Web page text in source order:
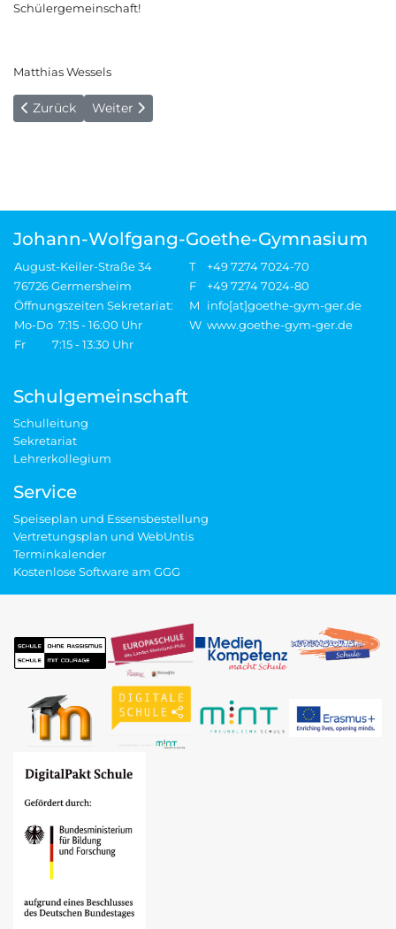
Schülergemeinschaft!
Matthias Wessels
Vorheriger Beitrag: Ausnahmetalente bei der
Zurück Nächster Beitrag: Weihnachten im Pappkarton
Weiter
Johann-Wolfgang-Goethe-Gymnasium
August-Keiler-Straße 34 T
+49 7274 7024-70
76726 Germersheim
F
+49 7274 7024-80
Öffnungszeiten Sekretariat:
M
info[at]goethe-gym-ger.de
Mo-Do 7:15 - 16:00 Uhr
W www.goethe-gym-ger.de
Fr 7:15 - 13:30 Uhr
Schulgemeinschaft
Schulleitung
Sekretariat
Lehrerkollegium
Service
Speiseplan und Essensbestellung
Vertretungsplan und WebUntis
Terminkalender
Kostenlose Software am GGG